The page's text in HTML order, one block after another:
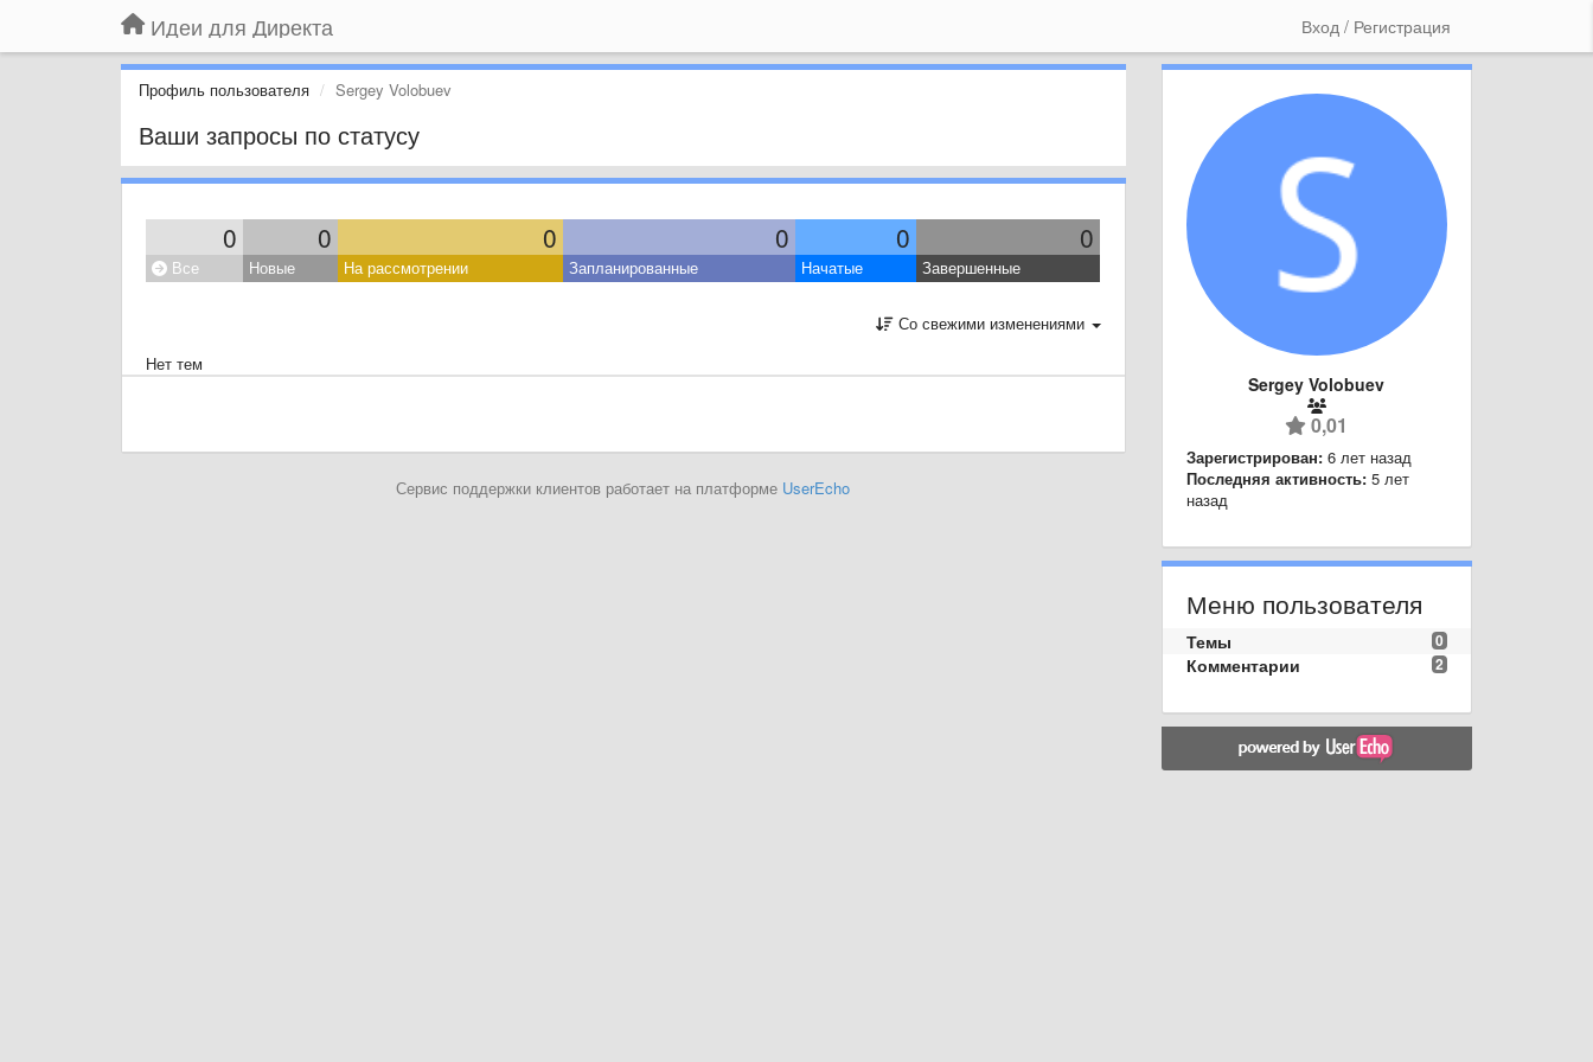
Идеи для Директа Вход / Регистрация
Профиль пользователя Sergey Volobuev
Ваши запросы по статусу
0 0 0 0 0 0
Все Новые На рассмотрении Запланированные Начатые Завершенные
Со свежими изменениями
Нет тем
Сервис поддержки клиентов работает на платформе UserEcho
Sergey Volobuev
0,01
Зарегистрирован: 6 лет назад
Последняя активность: 5 лет
назад
Меню пользователя
0
Темы
2
Комментарии